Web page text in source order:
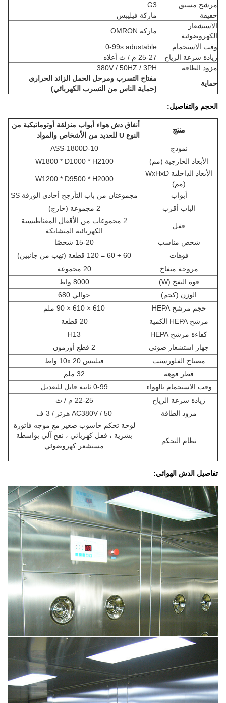
مرشح مسبق
G3
خفيفة
ماركة فيليبس
الاستشعار
الكهروضوئية
ماركة OMRON
وقت الاستحمام
0-99s adustable
زيادة سرعة الرياح
25-27 م / ث أعلاه
مزود الطاقة
380V / 50HZ / 3PH
حماية
مفتاح التسرب ومرحل الحمل الزائد الحراري
(حماية الناس من التسرب الكهربائي)
الحجم والتفاصيل:
منتج
أنفاق دش هواء أبواب منزلقة أوتوماتيكية من
النوع U للعديد من الأشخاص والمواد
نموذج
ASS-1800D-10
الأبعاد الخارجية (مم)
W1800 * D1000 * H2100
الأبعاد الداخلية WxHxD
(مم)
W1200 * D9500 * H2000
أبواب
مجموعتان من باب التأرجح أحادي الورقة SS
الباب أقرب
2 مجموعة (خارج)
قفل
2 مجموعات من الأقفال المغناطيسية
الكهربائية المتشابكة
شخص مناسب
15-20 شخصًا
فوهات
60 + 60 = 120 قطعة (تهب من جانبين)
مروحة منفاخ
20 مجموعة
قوة النفخ (W)
8000 واط
الوزن (كجم)
حوالي 680
حجم مرشح HEPA
610 × 610 × 90 ملم
مرشح HEPA الكمية
20 قطعة
كفاءة مرشح HEPA
H13
جهاز استشعار ضوئي
2 قطع أورمون
مصباح الفلورسنت
فيليبس 10x 20 واط
قطر فوهة
32 ملم
وقت الاستحمام بالهواء
0-99 ثانية قابل للتعديل
زيادة سرعة الرياح
22-25 م / ث
مزود الطاقة
AC380V / 50 هرتز / 3 ف
نظام التحكم
لوحة تحكم حاسوب صغير مع موجه فاتورة
بشرية ، قفل كهربائي ، نفخ آلي بواسطة
مستشعر كهروضوئي
تفاصيل الدش الهوائي: